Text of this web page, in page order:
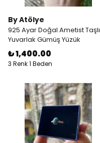
By Atölye
925 Ayar Doğal Ametist Taşlı
Yuvarlak Gümüş Yüzük
₺ 1,400.00
3 Renk 1 Beden